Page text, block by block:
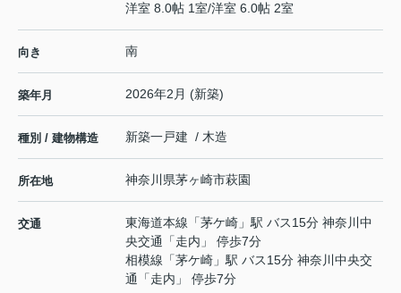
洋室 8.0帖 1室/洋室 6.0帖 2室
向き 南
築年月 2026年2月 (新築)
種別 / 建物構造 新築一戸建 / 木造
所在地 神奈川県茅ヶ崎市萩園
交通 東海道本線 「茅ケ崎 」駅 バス15分 神奈川中
央交通「走内」 停歩7分
相模線 「茅ケ崎 」駅 バス15分 神奈川中央交
通「走内」 停歩7分